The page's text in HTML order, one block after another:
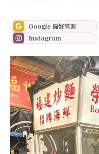
Google 偏好來源
Instagram